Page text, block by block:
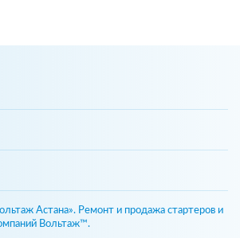
Астана». Ремонт и продажа стартеров и
Вольтаж™.